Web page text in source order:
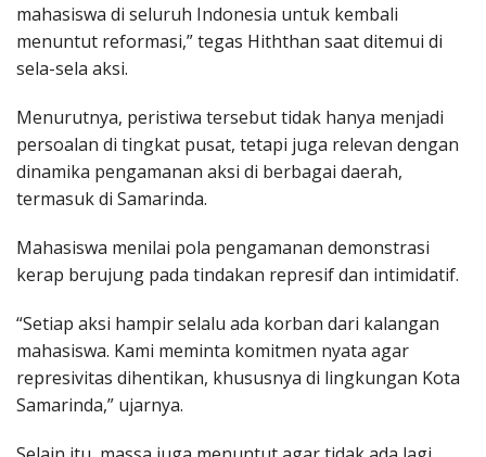
mahasiswa di seluruh Indonesia untuk kembali
menuntut reformasi,” tegas Hiththan saat ditemui di
sela-sela aksi.
Menurutnya, peristiwa tersebut tidak hanya menjadi
persoalan di tingkat pusat, tetapi juga relevan dengan
dinamika pengamanan aksi di berbagai daerah,
termasuk di Samarinda.
Mahasiswa menilai pola pengamanan demonstrasi
kerap berujung pada tindakan represif dan intimidatif.
“Setiap aksi hampir selalu ada korban dari kalangan
mahasiswa. Kami meminta komitmen nyata agar
represivitas dihentikan, khususnya di lingkungan Kota
Samarinda,” ujarnya.